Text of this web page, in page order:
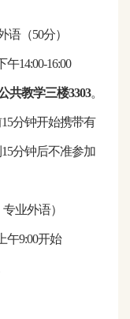
语（50分）
午14:00-16:00
共教学三楼3303。
15分钟开始携带有
分钟后不准参加
业外语）
午9:00开始